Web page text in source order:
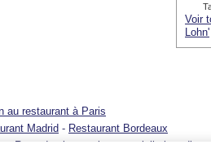
Voir
Lohn'
au restaurant à Paris
Madrid - Restaurant Bordeaux
Reproduction totale ou partielle interdite